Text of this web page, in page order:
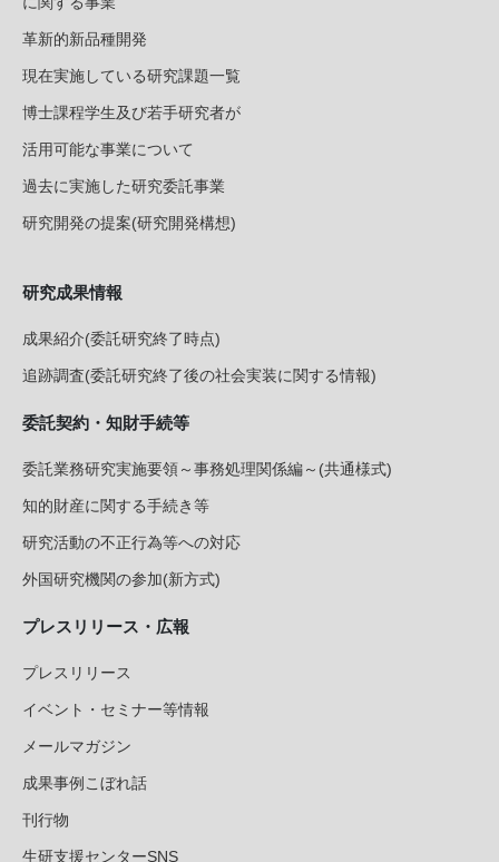
革新的新品種開発
現在実施している研究課題一覧
博士課程学生及び若手研究者が
活用可能な事業について
過去に実施した研究委託事業
研究開発の提案(研究開発構想)
研究成果情報
成果紹介(委託研究終了時点)
追跡調査(委託研究終了後の社会実装に関する情報)
委託契約・知財手続等
委託業務研究実施要領～事務処理関係編～(共通様式)
知的財産に関する手続き等
研究活動の不正行為等への対応
外国研究機関の参加(新方式)
プレスリリース・広報
プレスリリース
イベント・セミナー等情報
メールマガジン
成果事例こぼれ話
刊行物
生研支援センターSNS